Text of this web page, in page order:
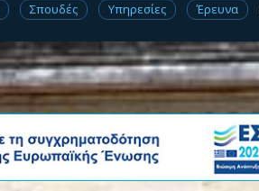
Σπουδές Υπηρεσίες Έρευνα